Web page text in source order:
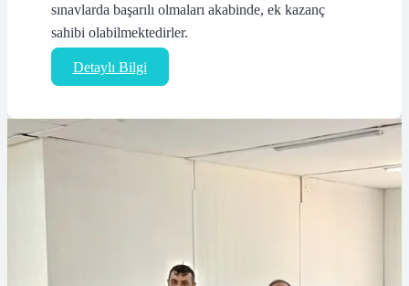
sınavlarda başarılı olmaları akabinde, ek kazanç
sahibi olabilmektedirler.
Detaylı Bilgi